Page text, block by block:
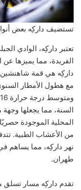
تستضيف داركِه بعض
تعتبر داركِه، الوادي
الفريدة، مما يميزها
المحلية الموجودة
من الأعشاب الطبية.
نهر داركِه، مما يساهم
طهران.
تقدم داركِه مسار تسلق